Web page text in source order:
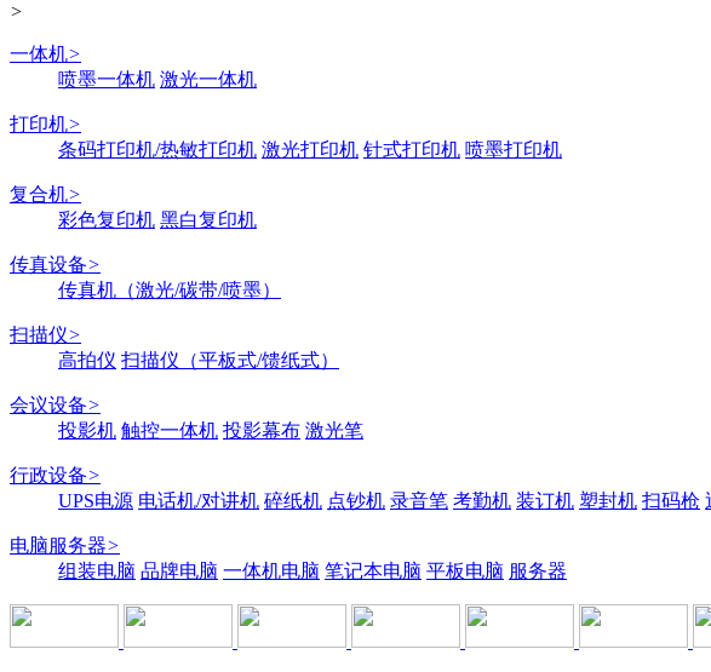
>
一体机>
喷墨一体机 激光一体机
打印机>
条码打印机/热敏打印机 激光打印机 针式打印机 喷墨打印机
复合机>
彩色复印机 黑白复印机
传真设备>
传真机（激光/碳带/喷墨）
扫描仪>
高拍仪 扫描仪（平板式/馈纸式）
会议设备>
投影机 触控一体机 投影幕布 激光笔
行政设备>
UPS电源 电话机/对讲机 碎纸机 点钞机 录音笔 考勤机 装订机 塑封机 扫码枪
电脑服务器>
组装电脑 品牌电脑 一体机电脑 笔记本电脑 平板电脑 服务器